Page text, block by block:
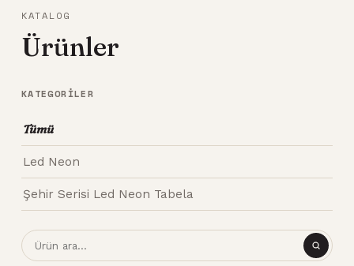
KATALOG
Ürünler
KATEGORILER
Tümü
Led Neon
Şehir Serisi Led Neon Tabela